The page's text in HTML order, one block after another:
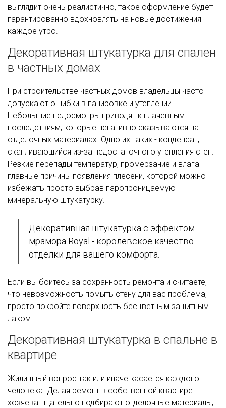
выглядит очень реалистично, такое оформление будет
гарантированно вдохновлять на новые достижения
каждое утро.
Декоративная штукатурка для спален
в частных домах
При строительстве частных домов владельцы часто
допускают ошибки в панировке и утеплении.
Небольшие недосмотры приводят к плачевным
последствиям, которые негативно сказываются на
отделочных материалах. Одно их таких - конденсат,
скапливающийся из-за недостаточного утепления стен.
Резкие перепады температур, промерзание и влага -
главные причины появления плесени, которой можно
избежать просто выбрав паропроницаемую
минеральную штукатурку.
Декоративная штукатурка с эффектом
мрамора Royal - королевское качество
отделки для вашего комфорта.
Если вы боитесь за сохранность ремонта и считаете,
что невозможность помыть стену для вас проблема,
просто покройте поверхность бесцветным защитным
лаком.
Декоративная штукатурка в спальне в
квартире
Жилищный вопрос так или иначе касается каждого
человека. Делая ремонт в собственной квартире
хозяева тщательно подбирают отделочные материалы,